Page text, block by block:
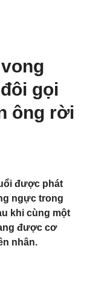
gọi
ông rời
được phát
ngực trong
khi cùng một
được cơ
nhân.